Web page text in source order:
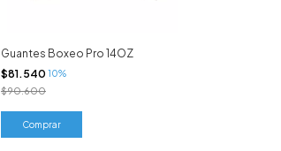
Guantes Boxeo Pro 14OZ
$81.540 10%
$90.600